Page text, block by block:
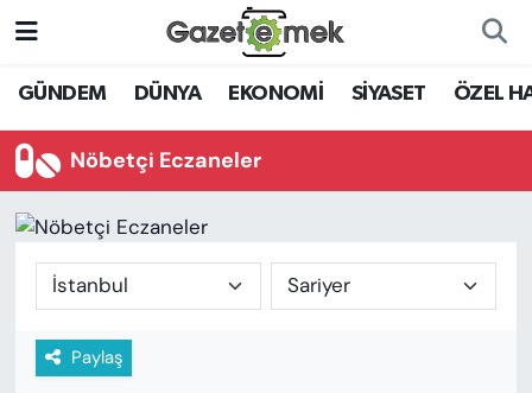
GÜNDEM DÜNYA EKONOMİ SİYASET ÖZEL
Nöbetçi Eczaneler
Paylaş
DÜNYA
EKONOMİ
YENİ MEDYADA EMEK
GAZETECİLİĞİNİ GELİŞTİRMEK
FAYDALI BİLGİLER
Nöbetçi Eczaneler
Hava Durumu
Trafik Durumu